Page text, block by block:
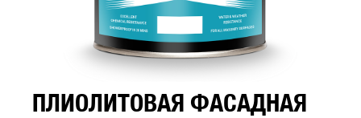
ПЛИОЛИТОВАЯ ФАСАДНАЯ